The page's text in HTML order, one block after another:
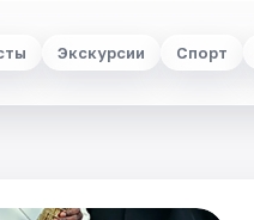
Экскурсии Спорт